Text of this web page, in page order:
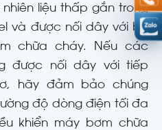
liệu thấp gắn trong
và được nối dây với bộ
chữa cháy. Nếu các
được nối dây với tiếp
hãy đảm bảo chúng
độ dòng điện tối đa
khiển máy bơm chữa